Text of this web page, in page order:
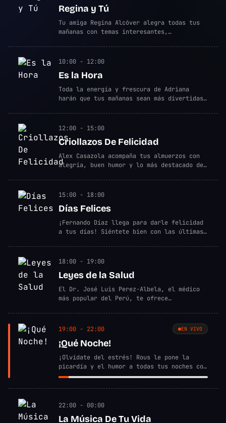
Regina y Tú
Tu amiga Regina Alcóver alegra todas tus
mañanas con temas interesantes,
10:00 - 12:00
Es la Hora
Toda la energía y frescura de Adriana
harán que tus mañanas sean más divertidas.
nuestros especialistas.
12:00 - 15:00
Criollazos De Felicidad
Alex Casazola acompaña tus almuerzos con
alegría, buen humor y lo más destacado de
15:00 - 18:00
Días Felices
¡Fernando Díaz llega para darle felicidad
a tus días! Siéntete bien con las últimas
18:00 - 19:00
Leyes de la Salud
El Dr. José Luis Perez-Albela, el médico
más popular del Perú, te ofrece
19:00 - 22:00
EN VIVO
¡Qué Noche!
¡Olvídate del estrés! Rous le pone la
picardía y el humor a todas tus noches con
los mejores consejos y compañía para que
22:00 - 00:00
La Música De Tu Vida